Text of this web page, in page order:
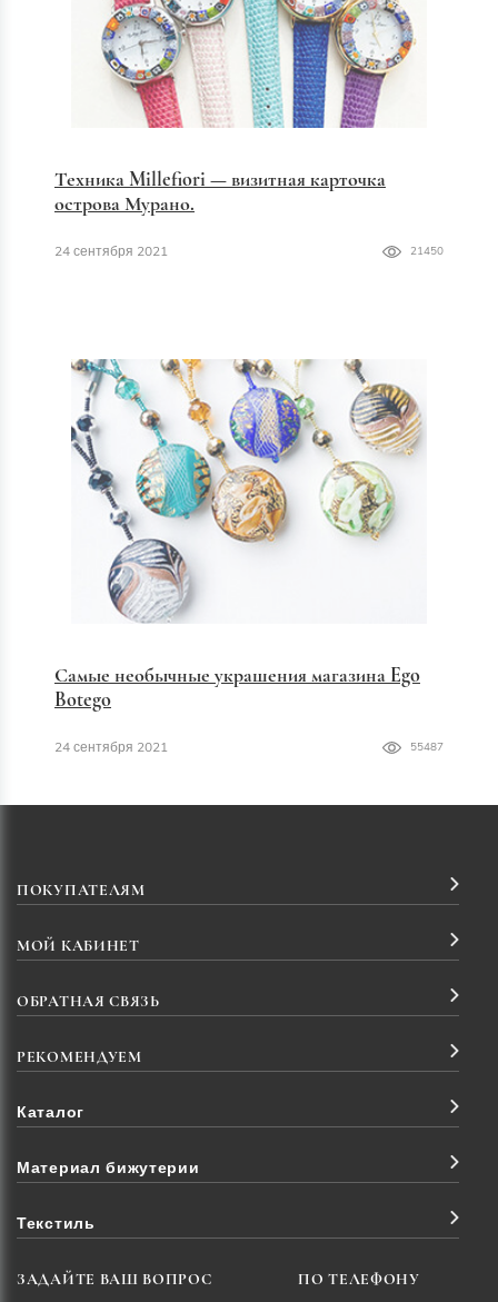
Техника Millefiori — визитная карточка
острова Мурано.
24 сентября 2021 21450
Самые необычные украшения магазина Ego
Botego
24 сентября 2021 55487
ПОКУПАТЕЛЯМ
МОЙ КАБИНЕТ
ОБРАТНАЯ СВЯЗЬ
РЕКОМЕНДУЕМ
Каталог
Материал бижутерии
Текстиль
ЗАДАЙТЕ ВАШ ВОПРОС ПО ТЕЛЕФОНУ